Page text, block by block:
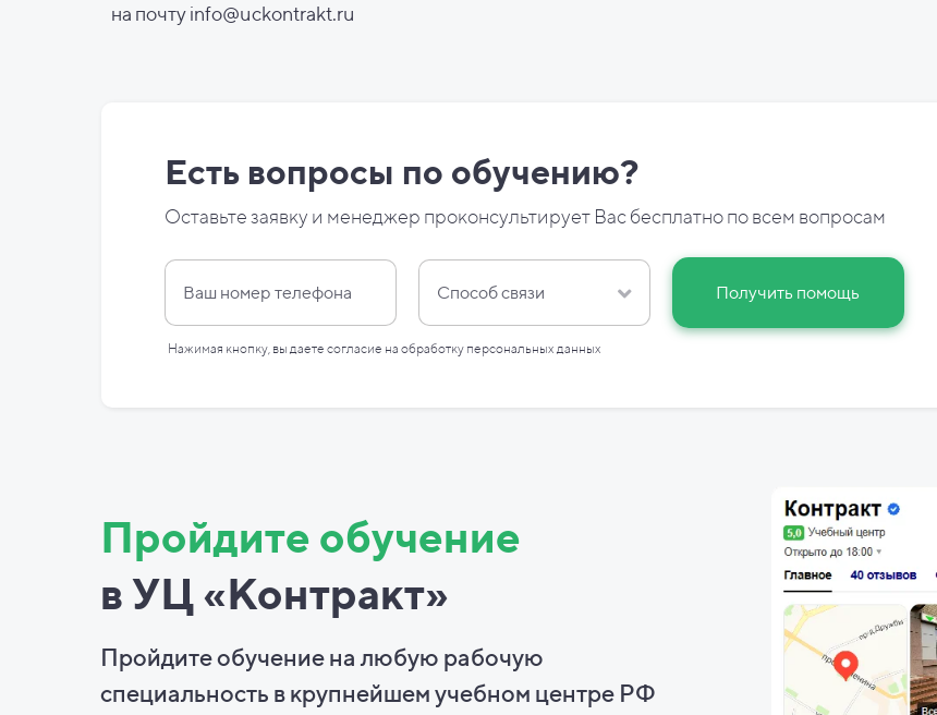
на почтуinfo@uckontrakt.ru
Есть вопросы по обучению?
Оставьте заявку и менеджер проконсультирует Вас бесплатно по всем вопросам
Способ связи Получить помощь
Нажимая кнопку, вы даете согласие на обработку персональных данных
Пройдите обучение
в УЦ «Контракт»
Пройдите обучение на любую рабочую
специальность вкрупнейшем учебном центре РФ